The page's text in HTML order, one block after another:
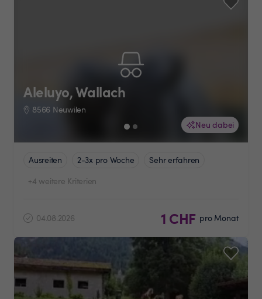
Neu dabei
Aleluyo, Wallach
8566 Neuwilen
Ausreiten 2-3x pro Woche
Sehr erfahren
+4 weitere Kriterien
04.08.2026 1 CHF pro Monat